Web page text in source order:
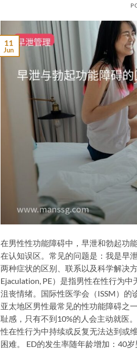
11
Jun
在男性性功能障碍中，早泄和勃起功
在认知误区。常见的问题是：我是早
两种症状的区别、联系以及科学解决
Ejaculation, PE）是指男性在性行为
沮丧情绪。国际性医学会（ISSM）
亚太地区男性最常见的性功能障碍之
耻感，只有不到10%的人会主动就医
性在性行为中持续或反复无法达到或
困难。 ED的发生率随年龄增加：40